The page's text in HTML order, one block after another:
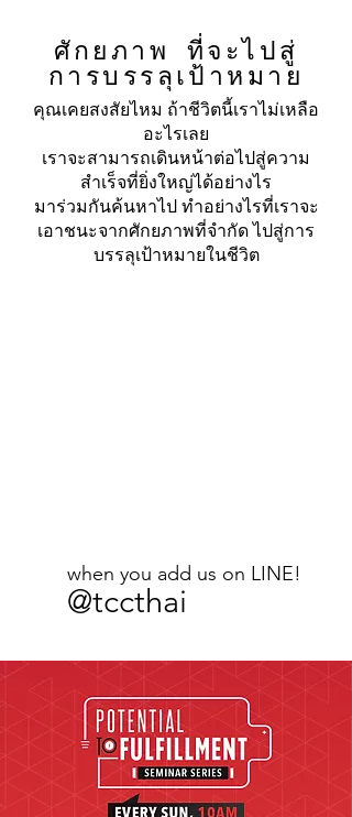
ศักยภาพ ที่จะไปสู่
การบรรลุเป้าหมาย
คุณเคยสงสัยไหม ถ้าชีวิตนี้เราไม่เหลือ
อะไรเลย
เราจะสามารถเดินหน้าต่อไปสู่ความ
สำเร็จที่ยิ่งใหญ่ได้อย่างไร
มาร่วมกันค้นหาไป ทำอย่างไรที่เราจะ
เอาชนะจากศักยภาพที่จำกัด ไปสู่การ
บรรลุเป้าหมายในชีวิต
when you add us on LINE!
@tccthai